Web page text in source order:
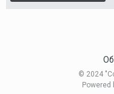
© 2024